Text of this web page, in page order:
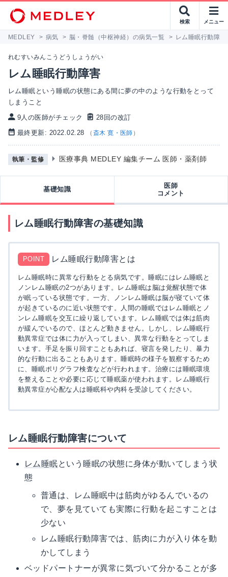
検索 メニュー
MEDLEY > 病気 > 脳・脊髄（中枢神経）の病気一覧 > レム睡眠行動障害
れむすいみんこうどうしょうがい
レム睡眠行動障害
レム睡眠という睡眠の状態にある間に夢の中のような行動をとって
しまうこと
9人の医師がチェック
28回の改訂
最終更新: 2022.02.28
（ 斎木 寛・医師 ）
執筆・監修 医療事典 MEDLEY 編集チーム 医師・薬剤師
基礎知識
医師
コメント
レム睡眠行動障害の基礎知識
POINT レム睡眠行動障害とは
レム睡眠時に異常な行動をとる病気です。睡眠にはレム睡眠と
ノンレム睡眠の2つがあります。レム睡眠は脳は覚醒状態で体
が眠っている状態です。一方、ノンレム睡眠は脳が寝ていて体
が起きているのに近い状態です。人間の睡眠ではレム睡眠とノ
ンレム睡眠を交互に繰り返しています。レム睡眠では体は筋肉
が緩んでいるので、ほとんど動きません。しかし、レム睡眠行
動異常症では体に力が入ってしまい、異常な行動をとってしま
います。手足を振り回すこともあれば、寝言を発したり、暴力
的な行動に出ることもあります。睡眠時の様子を観察するため
に、睡眠ポリグラフ検査などが行われます。治療には睡眠環境
を整えることや必要に応じて睡眠薬が使われます。レム睡眠行
動異常症が心配な人は睡眠科や内科を受診してください。
レム睡眠行動障害について
レム睡眠という睡眠の状態に身体が動いてしまう状
態
普通は、レム睡眠中は筋肉がゆるんでいるの
で、夢を見ていても実際に行動を起こすことは
少ない
レム睡眠行動障害では、筋肉に力が入り体を動
かしてしまう
ベッドパートナーが異常に気づいて分かることが多